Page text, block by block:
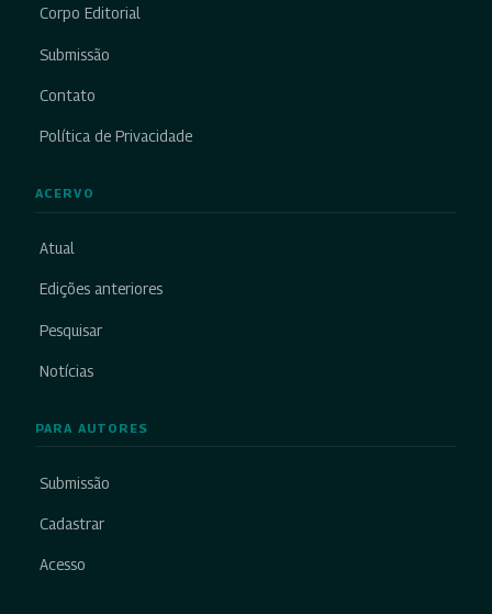
Corpo Editorial
Submissão
Contato
Política de Privacidade
ACERVO
Atual
Edições anteriores
Pesquisar
Notícias
PARA AUTORES
Submissão
Cadastrar
Acesso